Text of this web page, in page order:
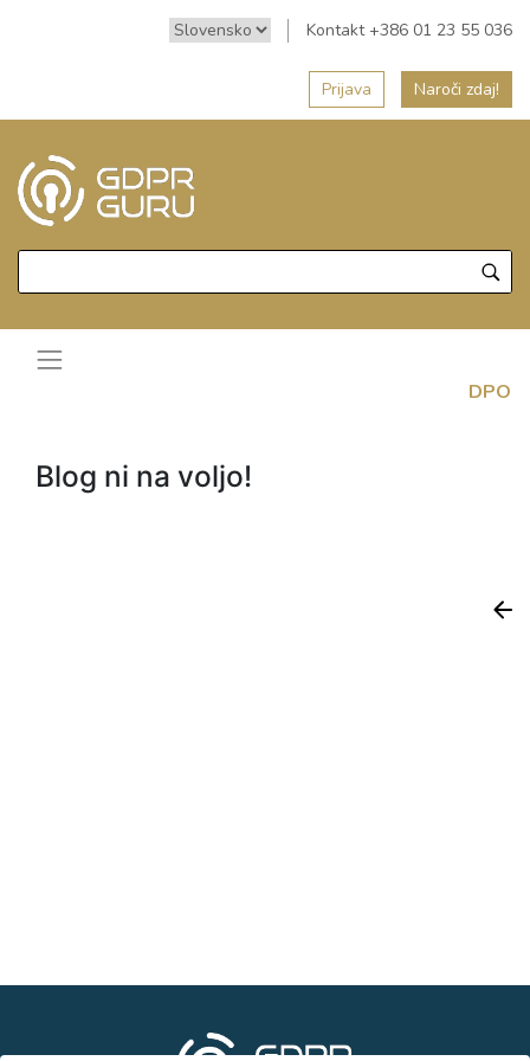
Kontakt +386 01 23 55 036
Prijava Naroči zdaj!
DPO
Blog ni na voljo!